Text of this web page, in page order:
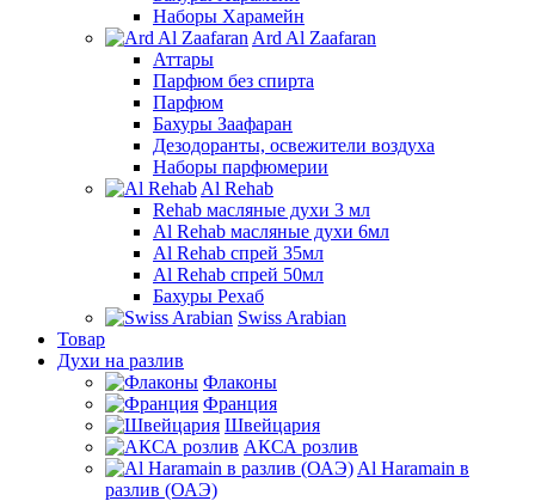
Наборы Харамейн
Ard Al Zaafaran
Аттары
Парфюм без спирта
Парфюм
Бахуры Заафаран
Дезодоранты, освежители воздуха
Наборы парфюмерии
Al Rehab
Rehab масляные духи 3 мл
Al Rehab масляные духи 6мл
Al Rehab спрей 35мл
Al Rehab спрей 50мл
Бахуры Рехаб
Swiss Arabian
Товар
Духи на разлив
Флаконы
Франция
Швейцария
АКСА розлив
Al Haramain в
разлив (ОАЭ)